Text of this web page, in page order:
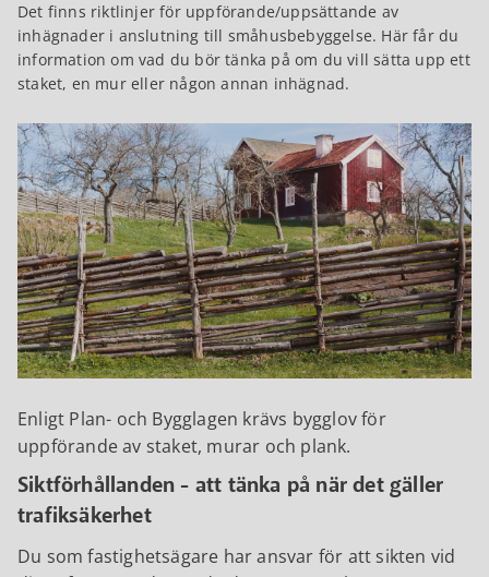
Det finns riktlinjer för uppförande/uppsättande av
inhägnader i anslutning till småhusbebyggelse. Här får du
information om vad du bör tänka på om du vill sätta upp ett
staket, en mur eller någon annan inhägnad.
Enligt Plan- och Bygglagen krävs bygglov för
uppförande av staket, murar och plank.
Siktförhållanden - att tänka på när det gäller
trafiksäkerhet
Du som fastighetsägare har ansvar för att sikten vid